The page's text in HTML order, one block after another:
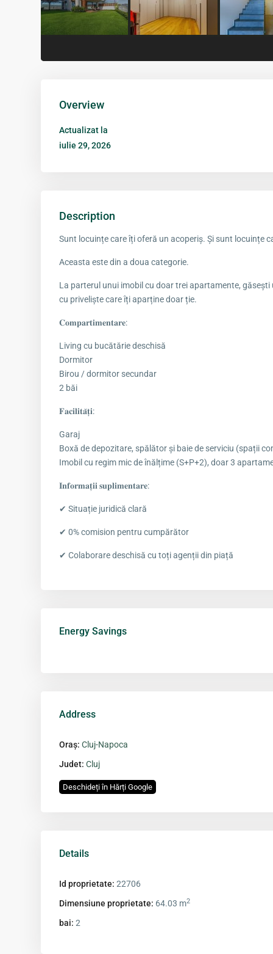
Overview
Actualizat la
iulie 29, 2026
Description
Sunt locuințe care îți oferă un acoperiș. Și sunt locuințe
Aceasta este din a doua categorie.
La parterul unui imobil cu doar trei apartamente,
cu priveliște care îți aparține doar ție.
𝐂𝐨𝐦𝐩𝐚𝐫𝐭𝐢𝐦𝐞𝐧𝐭𝐚𝐫𝐞:
Living cu bucătărie deschisă
Dormitor
Birou / dormitor secundar
2 băi
𝐅𝐚𝐜𝐢𝐥𝐢𝐭𝐚̆𝐭̦𝐢:
Garaj
Boxă de depozitare, spălător și baie de serviciu (spații
Imobil cu regim mic de înălțime (S+P+2), doar 3
𝐈𝐧𝐟𝐨𝐫𝐦𝐚𝐭̦𝐢𝐢 𝐬𝐮𝐩𝐥𝐢𝐦𝐞𝐧𝐭𝐚𝐫𝐞:
✔ Situație juridică clară
✔ 0% comision pentru cumpărător
✔ Colaborare deschisă cu toți agenții din piață
Energy Savings
Address
Oraș: Cluj-Napoca
Judet: Cluj
Deschideți în Hărți Google
Details
Id proprietate: 22706
Dimensiune proprietate: 64.03 m2
bai: 2